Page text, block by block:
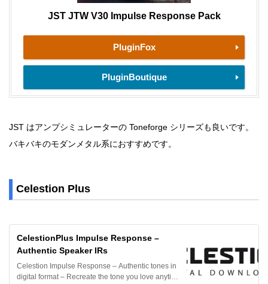
JST JTW V30 Impulse Response Pack
PluginFox
PluginBoutique
JST はアンプシミュレーターの Toneforge シリーズも良いです。
バキバキのモダンメタル系におすすめです。
Celestion Plus
CelestionPlus Impulse Response –
Authentic Speaker IRs
Celestion Impulse Response – Authentic tones in
digital format – Recreate the tone you love anytim